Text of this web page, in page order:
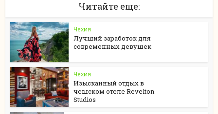
Читайте еще:
Чехия
Лучший заработок для
современных девушек
Чехия
Изысканный отдых в
чешском отеле Revelton
Studios